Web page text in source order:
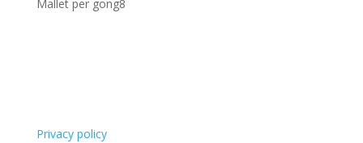
Mallet per gong8
Privacy policy